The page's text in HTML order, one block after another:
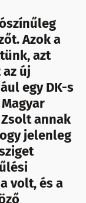
Azok a
azt
új
egy DK-s
annak
jelenleg
volt, és a